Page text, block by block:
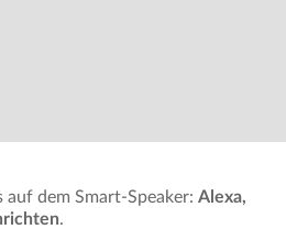
auf dem Smart-Speaker: Alexa,
.